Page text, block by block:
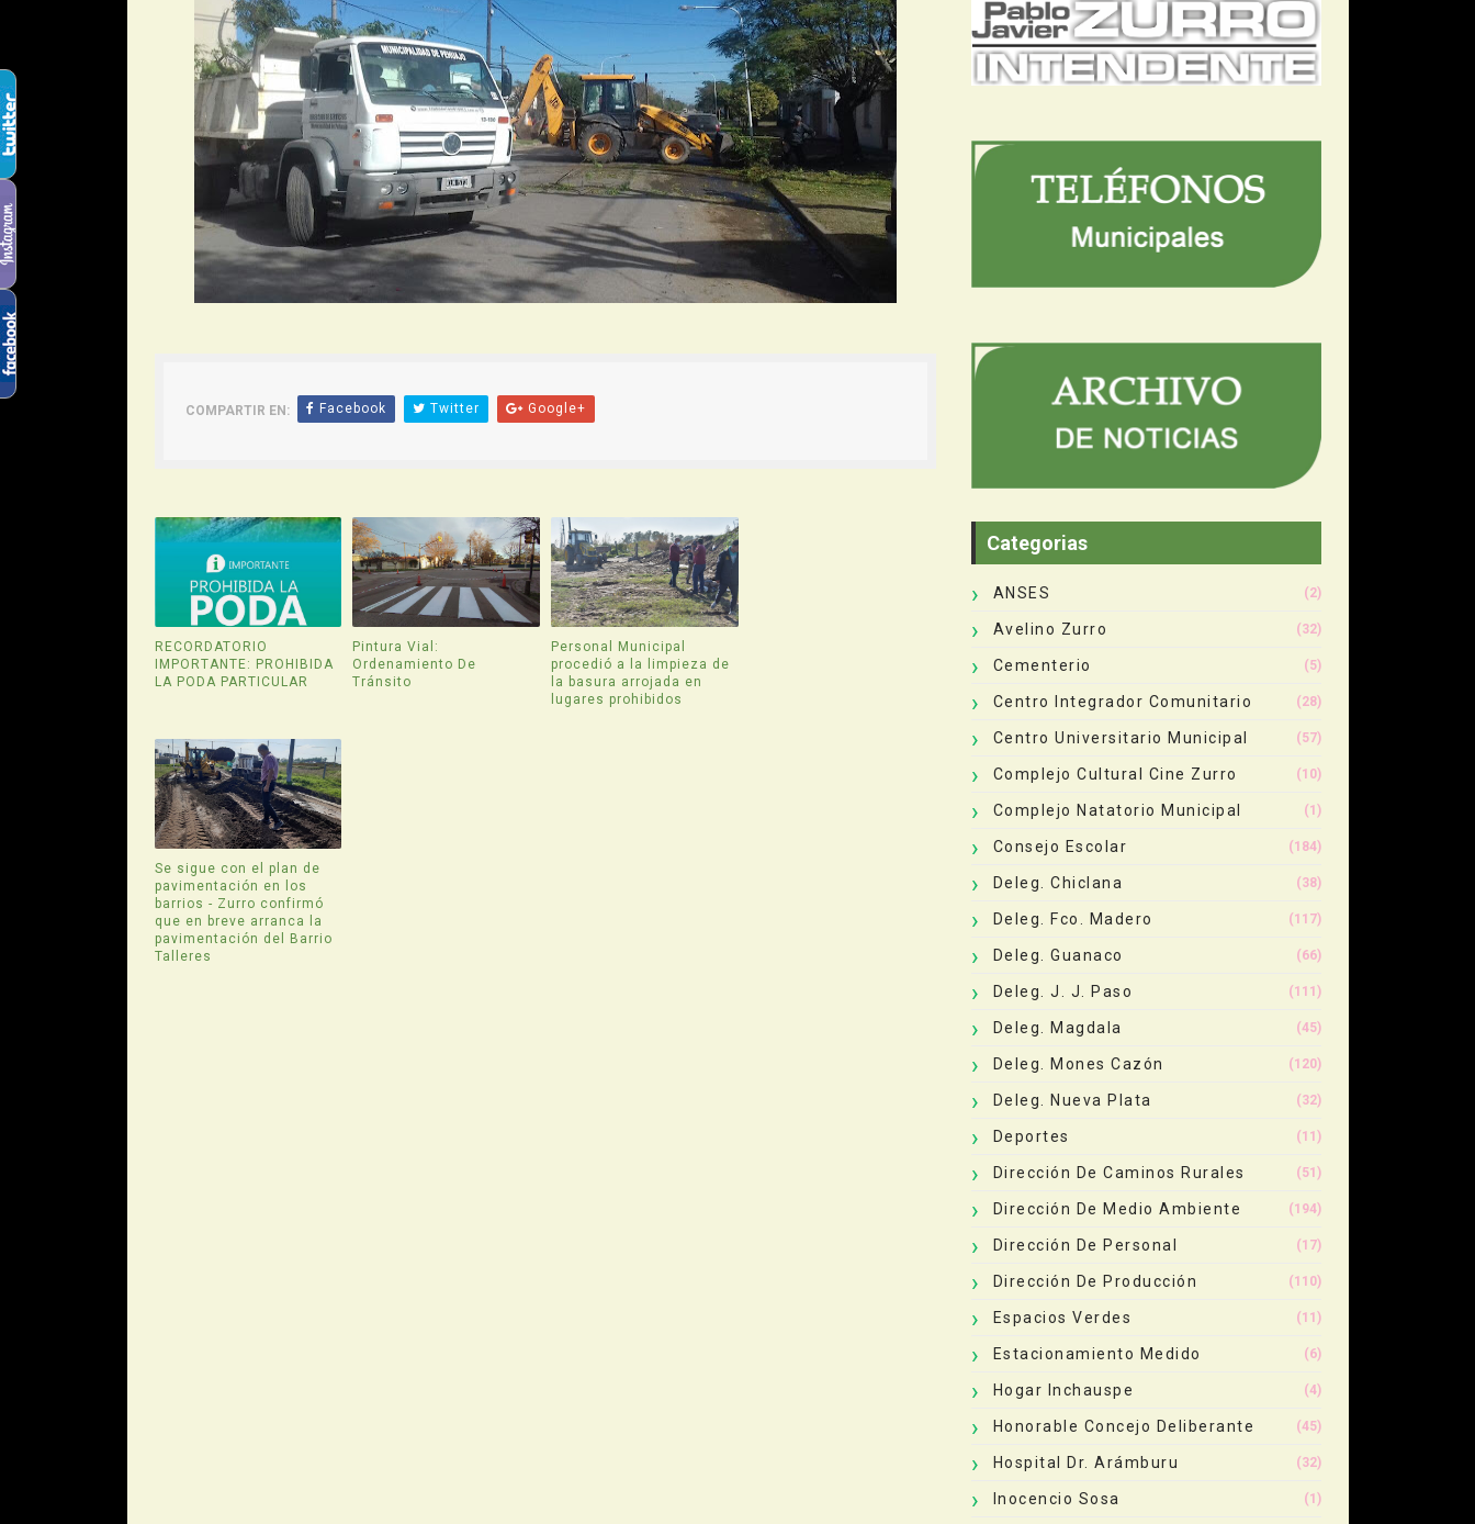
COMPARTIR EN: Facebook Twitter Google+
RECORDATORIO
IMPORTANTE: PROHIBIDA
LA PODA PARTICULAR
Pintura Vial:
Ordenamiento De
Tránsito
Personal Municipal
procedió a la limpieza de
la basura arrojada en
lugares prohibidos
Se sigue con el plan de
pavimentación en los
barrios - Zurro confirmó
que en breve arranca la
pavimentación del Barrio
Talleres
Categorias
ANSES (2)
Avelino Zurro (32)
Cementerio (5)
Centro Integrador Comunitario (28)
Centro Universitario Municipal (57)
Complejo Cultural Cine Zurro (10)
Complejo Natatorio Municipal (1)
Consejo Escolar (184)
Deleg. Chiclana (38)
Deleg. Fco. Madero (117)
Deleg. Guanaco (66)
Deleg. J. J. Paso (111)
Deleg. Magdala (45)
Deleg. Mones Cazón (120)
Deleg. Nueva Plata (32)
Deportes (11)
Dirección De Caminos Rurales (51)
Dirección De Medio Ambiente (194)
Dirección De Personal (17)
Dirección De Producción (110)
Espacios Verdes (11)
Estacionamiento Medido (6)
Hogar Inchauspe (4)
Honorable Concejo Deliberante (45)
Hospital Dr. Arámburu (32)
Inocencio Sosa (1)